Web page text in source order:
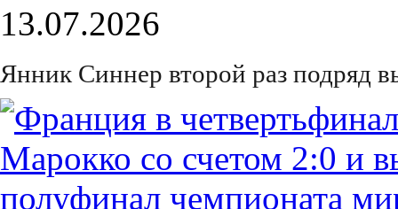
13.07.2026
Янник Синнер второй раз подряд